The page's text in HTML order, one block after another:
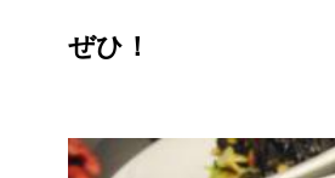
ぜひ！